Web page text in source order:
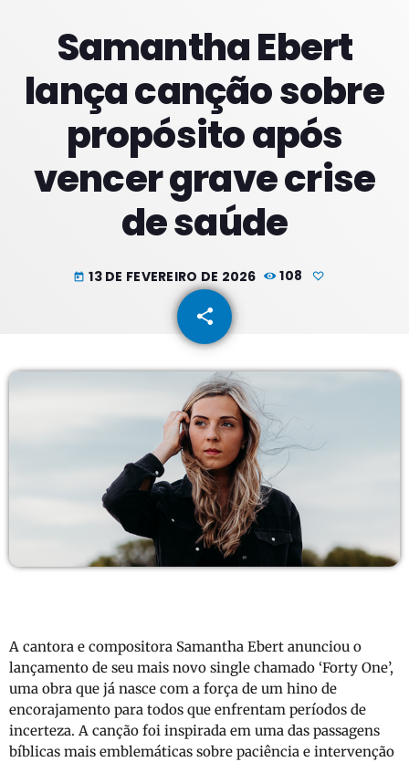
Manhãs
COM SUZZYE
06:00 - 09:59
Meio Dia
COM JORGE
10:00 - 13:59
Tardes
COM RODRIGÃO
14:00 - 17:59
Samantha Ebert
lança canção sobre
propósito após
vencer grave crise
de saúde
today 13 DE FEVEREIRO DE 2026 108
share
email
A cantora e compositora Samantha Ebert anunciou o
lançamento de seu mais novo single chamado ‘Forty One’,
uma obra que já nasce com a força de um hino de
encorajamento para todos que enfrentam períodos de
incerteza. A canção foi inspirada em uma das passagens
bíblicas mais emblemáticas sobre paciência e intervenção